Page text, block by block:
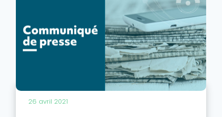
26 avril 2021